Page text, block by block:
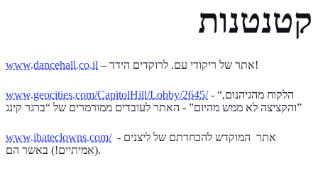
קטנטנות
www.dancehall.co.il – אתר של ריקודי עם. לרוקדים הידד!
www.geocities.com/CapitolHill/Lobby/2645/- “הלקוח מהגיהנום,
והקציצה לא ממש מהיום” - האתר לעובדים ממורמרים של “ברגר קינג”
www.ihateclowns.com/- אתר המוקדש להכחדתם של ליצנים
(אמיתיים!) באשר הם.